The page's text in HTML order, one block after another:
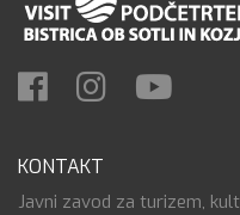
KONTAKT
Javni zavod za turizem,